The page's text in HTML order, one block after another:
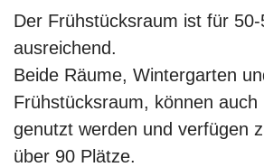
Der Frühstücksraum ist für
ausreichend.
Beide Räume, Wintergarten
Frühstücksraum, können auch
genutzt werden und verfügen
über 90 Plätze.